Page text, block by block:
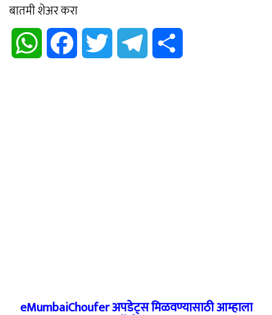
बातमी शेअर करा
WhatsApp Facebook Twitter Telegram
eMumbaiChoufer अपडेट्स मिळवण्यासाठी आम्हाला